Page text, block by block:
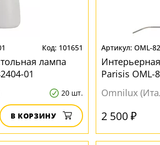
101651
лампа
01
20 шт.
В КОРЗИНУ
OML-
Parisis OML-
Omnilux
2 500 ₽